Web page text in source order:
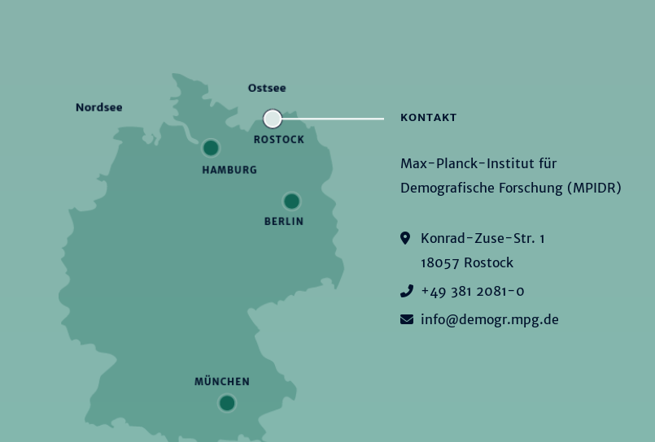
KONTAKT
Max-Planck-Institut für
Demografische Forschung (MPIDR)
Konrad-Zuse-Str. 1
18057 Rostock
+49 381 2081-0
info@demogr.mpg.de